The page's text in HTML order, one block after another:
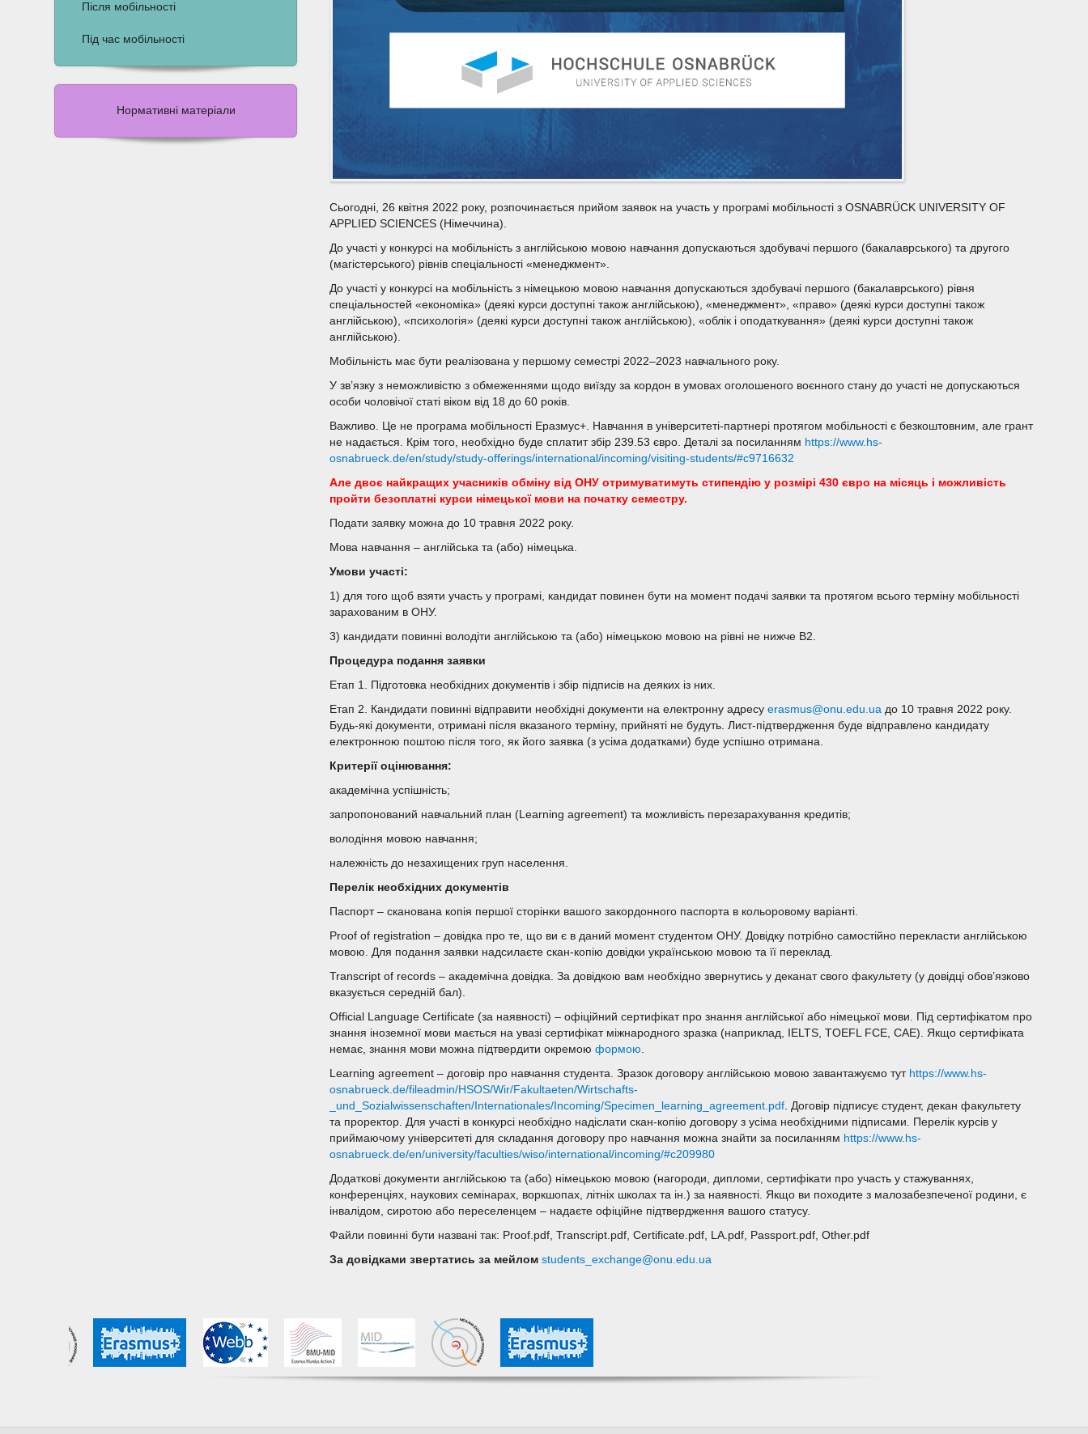
Після мобільності
Під час мобільності
Нормативні матеріали
Сьогодні, 26 квітня 2022 року, розпочинається прийом заявок на участь у програмі мобільності з OSNABRÜCK UNIVERSITY OF
APPLIED SCIENCES (Німеччина).
До участі у конкурсі на мобільність з англійською мовою навчання допускаються здобувачі першого (бакалаврського) та другого
(магістерського) рівнів спеціальності «менеджмент».
До участі у конкурсі на мобільність з німецькою мовою навчання допускаються здобувачі першого (бакалаврського) рівня
спеціальностей «економіка» (деякі курси доступні також англійською), «менеджмент», «право» (деякі курси доступні також
англійською), «психологія» (деякі курси доступні також англійською), «облік і оподаткування» (деякі курси доступні також
англійською).
Мобільність має бути реалізована у першому семестрі 2022–2023 навчального року.
У зв’язку з неможливістю з обмеженнями щодо виїзду за кордон в умовах оголошеного воєнного стану до участі не допускаються
особи чоловічої статі віком від 18 до 60 років.
Важливо. Це не програма мобільності Еразмус+. Навчання в університеті-партнері протягом мобільності є безкоштовним, але грант
не надається. Крім того, необхідно буде сплатит збір 239.53 євро. Деталі за посиланням https://www.hs-
osnabrueck.de/en/study/study-offerings/international/incoming/visiting-students/#c9716632
Але двоє найкращих учасників обміну від ОНУ отримуватимуть стипендію у розмірі 430 євро на місяць і можливість
пройти безоплатні курси німецької мови на початку семестру.
Подати заявку можна до 10 травня 2022 року.
Мова навчання – англійська та (або) німецька.
Умови участі:
1) для того щоб взяти участь у програмі, кандидат повинен бути на момент подачі заявки та протягом всього терміну мобільності
зарахованим в ОНУ.
3) кандидати повинні володіти англійською та (або) німецькою мовою на рівні не нижче B2.
Процедура подання заявки
Етап 1. Підготовка необхідних документів і збір підписів на деяких із них.
Етап 2. Кандидати повинні відправити необхідні документи на електронну адресуerasmus@onu.edu.ua до 10 травня 2022 року.
Будь-які документи, отримані після вказаного терміну, прийняті не будуть. Лист-підтвердження буде відправлено кандидату
електронною поштою після того, як його заявка (з усіма додатками) буде успішно отримана.
Критерії оцінювання:
академічна успішність;
запропонований навчальний план (Learning agreement) та можливість перезарахування кредитів;
володіння мовою навчання;
належність до незахищених груп населення.
Перелік необхідних документів
Паспорт – сканована копія першої сторінки вашого закордонного паспорта в кольоровому варіанті.
Proof of registration – довідка про те, що ви є в даний момент студентом ОНУ. Довідку потрібно самостійно перекласти англійською
мовою. Для подання заявки надсилаєте скан-копію довідки українською мовою та її переклад.
Transcript of records – академічна довідка. За довідкою вам необхідно звернутись у деканат свого факультету (у довідці обов’язково
вказується середній бал).
Official Language Certificate (за наявності) – офіційний сертифікат про знання англійської або німецької мови. Під сертифікатом про
знання іноземної мови мається на увазі сертифікат міжнародного зразка (наприклад, IELTS, TOEFL FCE, CAE). Якщо сертифіката
немає, знання мови можна підтвердити окремоюформою.
Learning agreement – договір про навчання студента. Зразок договору англійською мовою завантажуємо тут https://www.hs-
osnabrueck.de/fileadmin/HSOS/Wir/Fakultaeten/Wirtschafts-
_und_Sozialwissenschaften/Internationales/Incoming/Specimen_learning_agreement.pdf. Договір підписує студент, декан факультету
та проректор. Для участі в конкурсі необхідно надіслати скан-копію договору з усіма необхідними підписами. Перелік курсів у
приймаючому університеті для складання договору про навчання можна знайти за посиланням https://www.hs-
osnabrueck.de/en/university/faculties/wiso/international/incoming/#c209980
Додаткові документи англійською та (або) німецькою мовою (нагороди, дипломи, сертифікати про участь у стажуваннях,
конференціях, наукових семінарах, воркшопах, літніх школах та ін.) за наявності. Якщо ви походите з малозабезпеченої родини, є
інвалідом, сиротою або переселенцем – надаєте офіційне підтвердження вашого статусу.
Файли повинні бути названі так: Proof.pdf, Transcript.pdf, Certificate.pdf, LA.pdf, Passport.pdf, Other.pdf
За довідками звертатись за мейломstudents_exchange@onu.edu.ua